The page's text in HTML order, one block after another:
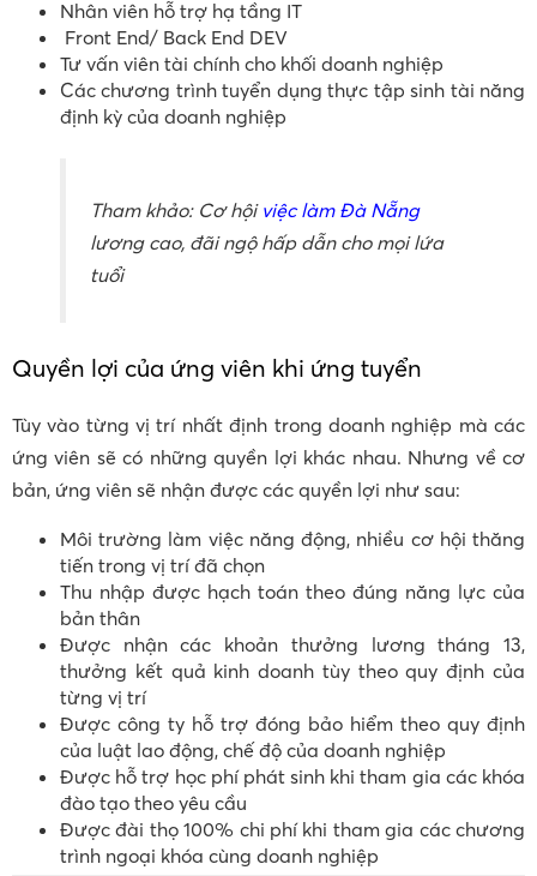
Nhân viên hỗ trợ hạ tầng IT
Front End/ Back End DEV
Tư vấn viên tài chính cho khối doanh nghiệp
Các chương trình tuyển dụng thực tập sinh tài năng
định kỳ của doanh nghiệp
Tham khảo: Cơ hội việc làm Đà Nẵng
lương cao, đãi ngộ hấp dẫn cho mọi lứa
tuổi
Quyền lợi của ứng viên khi ứng tuyển
Tùy vào từng vị trí nhất định trong doanh nghiệp mà các
ứng viên sẽ có những quyền lợi khác nhau. Nhưng về cơ
bản, ứng viên sẽ nhận được các quyền lợi như sau:
Môi trường làm việc năng động, nhiều cơ hội thăng
tiến trong vị trí đã chọn
Thu nhập được hạch toán theo đúng năng lực của
bản thân
Được nhận các khoản thưởng lương tháng 13,
thưởng kết quả kinh doanh tùy theo quy định của
từng vị trí
Được công ty hỗ trợ đóng bảo hiểm theo quy định
của luật lao động, chế độ của doanh nghiệp
Được hỗ trợ học phí phát sinh khi tham gia các khóa
đào tạo theo yêu cầu
Được đài thọ 100% chi phí khi tham gia các chương
trình ngoại khóa cùng doanh nghiệp